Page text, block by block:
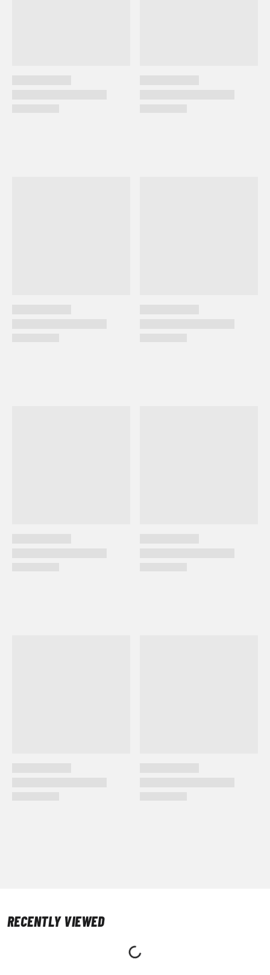
RECENTLY VIEWED